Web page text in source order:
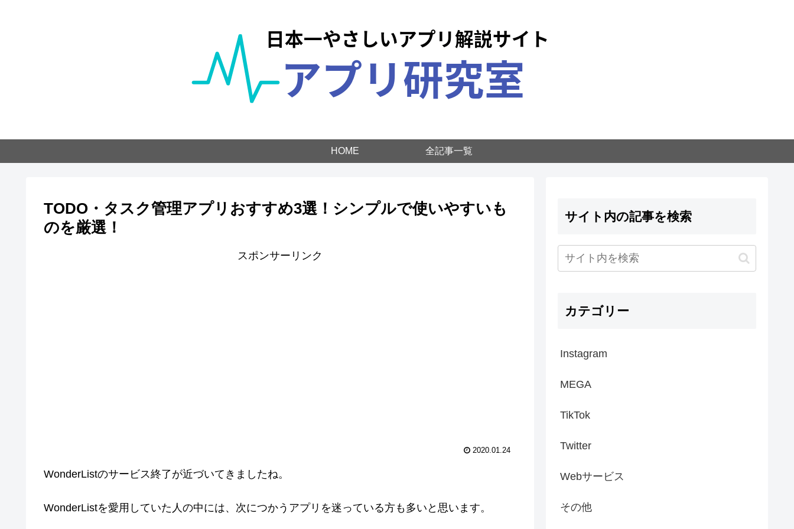
HOME 全記事一覧
TODO・タスク管理アプリおすすめ3選！シンプルで使いやすいも
のを厳選！
スポンサーリンク
2020.01.24
WonderListのサービス終了が近づいてきましたね。
WonderListを愛用していた人の中には、次につかうアプリを迷っている方も多いと思います。
サイト内の記事を検索
カテゴリー
Instagram
MEGA
TikTok
Twitter
Webサービス
その他